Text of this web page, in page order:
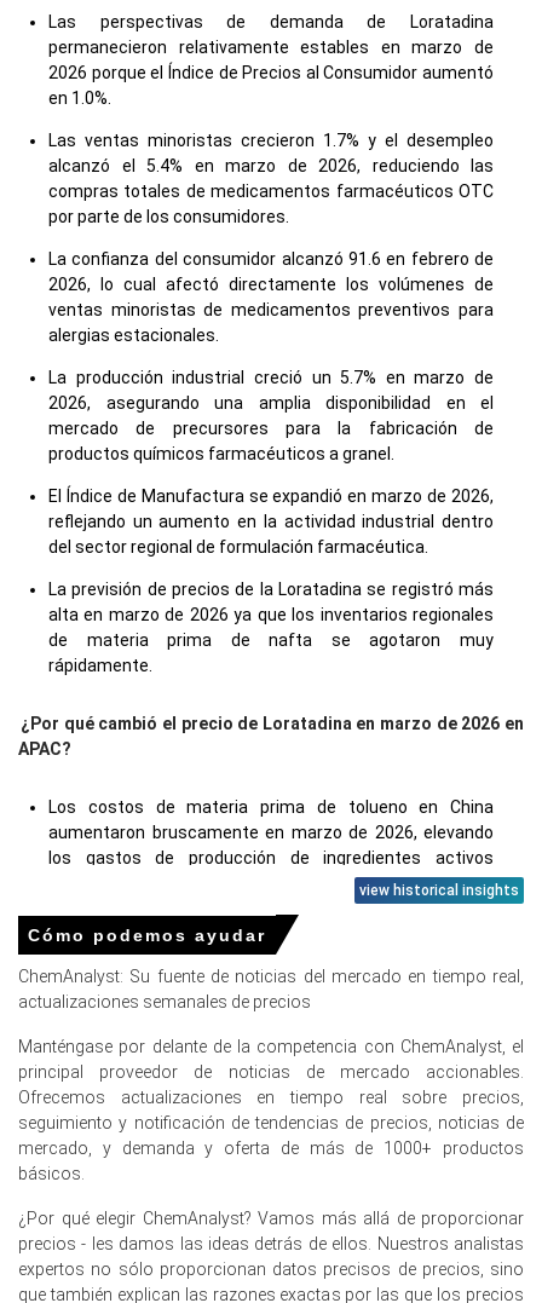
Las perspectivas de demanda de Loratadina
permanecieron relativamente estables en marzo de
2026 porque el Índice de Precios al Consumidor aumentó
en 1.0%.
Las ventas minoristas crecieron 1.7% y el desempleo
alcanzó el 5.4% en marzo de 2026, reduciendo las
compras totales de medicamentos farmacéuticos OTC
por parte de los consumidores.
La confianza del consumidor alcanzó 91.6 en febrero de
2026, lo cual afectó directamente los volúmenes de
ventas minoristas de medicamentos preventivos para
alergias estacionales.
La producción industrial creció un 5.7% en marzo de
2026, asegurando una amplia disponibilidad en el
mercado de precursores para la fabricación de
productos químicos farmacéuticos a granel.
El Índice de Manufactura se expandió en marzo de 2026,
reflejando un aumento en la actividad industrial dentro
del sector regional de formulación farmacéutica.
La previsión de precios de la Loratadina se registró más
alta en marzo de 2026 ya que los inventarios regionales
de materia prima de nafta se agotaron muy
rápidamente.
¿Por qué cambió el precio de Loratadina en marzo de 2026 en
APAC?
Los costos de materia prima de tolueno en China
aumentaron bruscamente en marzo de 2026, elevando
los gastos de producción de ingredientes activos
Los precios mundiales del petróleo crudo aumentaron en
marzo de 2026, incrementando los costos base para los
derivados petroquímicos esenciales.
las plantas disminuyeron las tasas de operación en
febrero de 2026, restringiendo la disponibilidad de
precursores.
En Alemania, el Índice de Precios de Loratadina subió
trimestre a trimestre en el primer trimestre de 2026,
view historical insights
Cómo podemos ayudar
ChemAnalyst: Su fuente de noticias del mercado en tiempo real,
actualizaciones semanales de precios
Manténgase por delante de la competencia con ChemAnalyst, el
principal proveedor de noticias de mercado accionables.
Ofrecemos actualizaciones en tiempo real sobre precios,
seguimiento y notificación de tendencias de precios, noticias de
mercado, y demanda y oferta de más de 1000+ productos
básicos.
¿Por qué elegir ChemAnalyst? Vamos más allá de proporcionar
precios - les damos las ideas detrás de ellos. Nuestros analistas
expertos no sólo proporcionan datos precisos de precios, sino
que también explican las razones exactas por las que los precios